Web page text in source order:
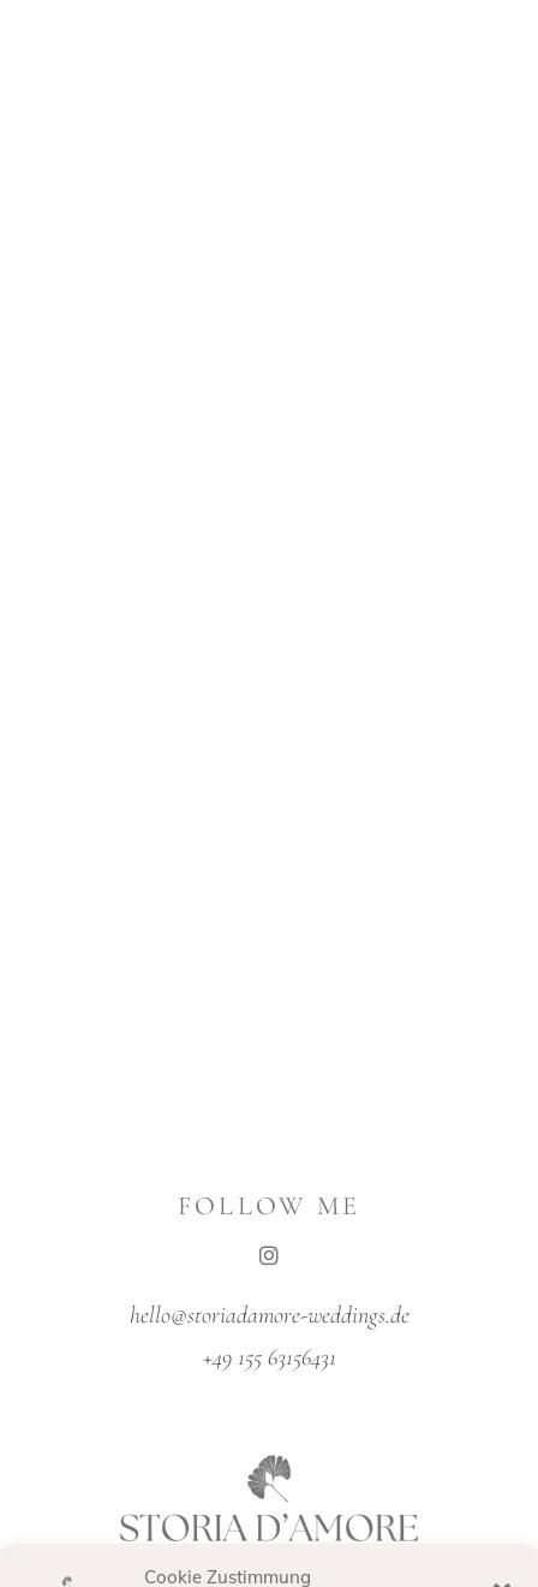
Cookie Zustimmung
FOLLOW ME
hello@storiadamore-weddings.de
+49 155 63156431